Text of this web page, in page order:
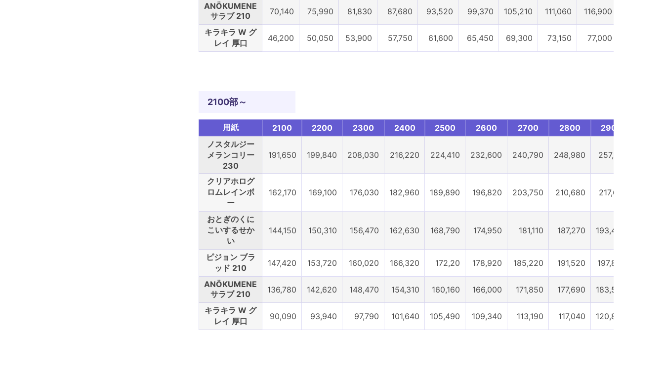
ANÖKUMENE
サラブ 210
70,140 75,990 81,830 87,680 93,520 99,370 105,210 111,060 116,900
キラキラ W グ
レイ 厚口
46,200 50,050 53,900 57,750 61,600 65,450 69,300 73,150 77,000
2100部～
用紙 2100 2200 2300 2400 2500 2600 2700 2800 2900
ノスタルジー
メランコリー
230
191,650 199,840 208,030 216,220 224,410 232,600 240,790 248,980 257,170
クリアホログ
ロムレインボ
ー
162,170 169,100 176,030 182,960 189,890 196,820 203,750 210,680 217,610
おとぎのくに
こいするせか
い
144,150 150,310 156,470 162,630 168,790 174,950 181,110 187,270 193,430
ピジョン ブラ
ッド 210
147,420 153,720 160,020 166,320 172,20 178,920 185,220 191,520 197,820
ANÖKUMENE
サラブ 210
136,780 142,620 148,470 154,310 160,160 166,000 171,850 177,690 183,540
キラキラ W グ
レイ 厚口
90,090 93,940 97,790 101,640 105,490 109,340 113,190 117,040 120,890